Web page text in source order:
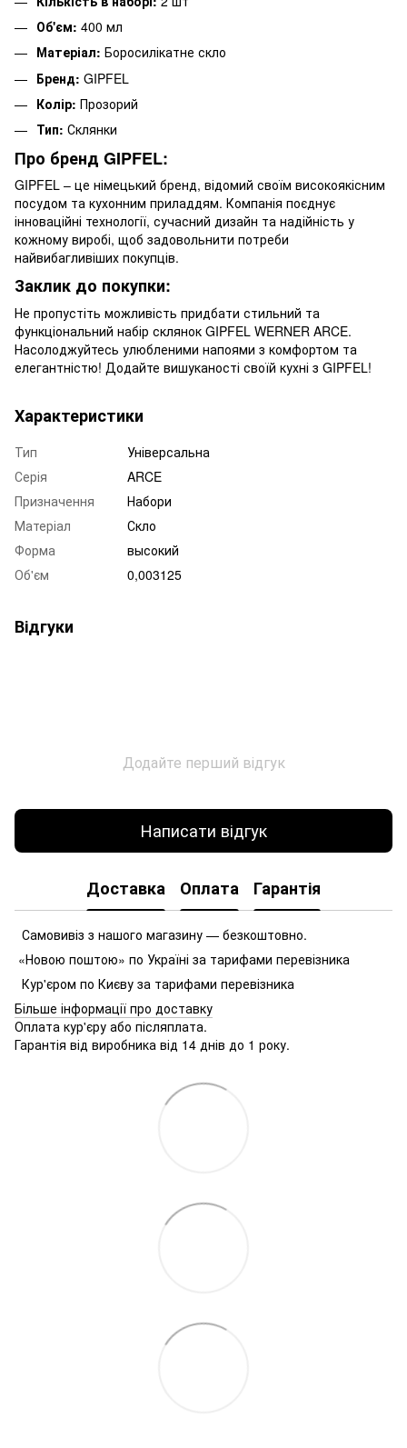
Об'єм: 400 мл
Матеріал: Боросилікатне скло
Бренд: GIPFEL
Колір: Прозорий
Тип: Склянки
Про бренд GIPFEL:
GIPFEL – це німецький бренд, відомий своїм високоякісним
посудом та кухонним приладдям. Компанія поєднує
інноваційні технології, сучасний дизайн та надійність у
кожному виробі, щоб задовольнити потреби
найвибагливіших покупців.
Заклик до покупки:
Не пропустіть можливість придбати стильний та
функціональний набір склянок GIPFEL WERNER ARCE.
Насолоджуйтесь улюбленими напоями з комфортом та
елегантністю! Додайте вишуканості своїй кухні з GIPFEL!
Характеристики
Тип
Універсальна
Серія
ARCE
Призначення
Набори
Матеріал
Скло
Форма
высокий
Об'єм
0,003125
Відгуки
Додайте перший відгук
Написати відгук
Доставка Оплата Гарантія
Самовивіз з нашого магазину — безкоштовно.
«Новою поштою» по Україні за тарифами перевізника
Кур'єром по Києву за тарифами перевізника
Більше інформації про доставку
Оплата кур'єру або післяплата.
Гарантія від виробника від 14 днів до 1 року.